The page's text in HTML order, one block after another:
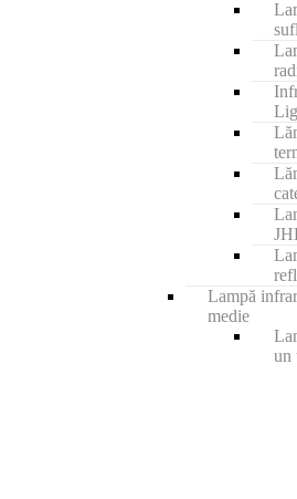
Lampă
medie
un